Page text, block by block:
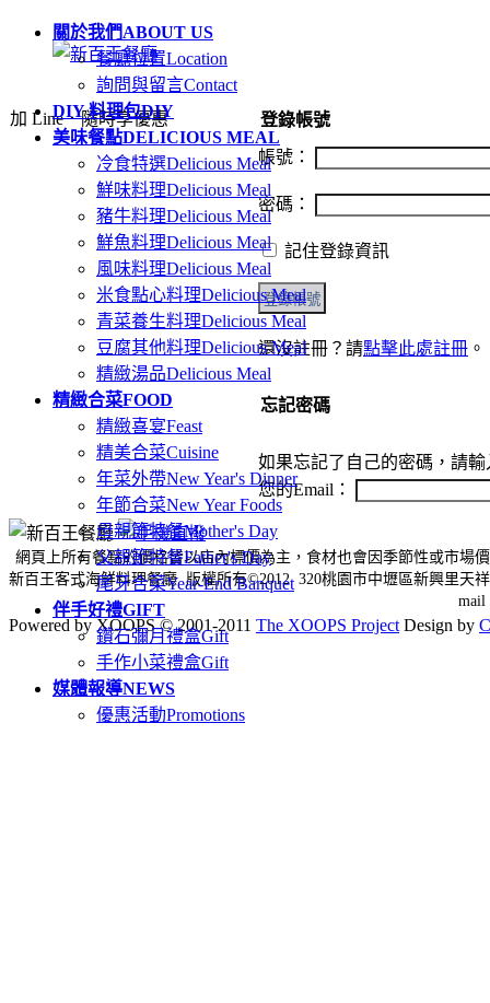
關於我們ABOUT US
餐廳位置Location
詢問與留言Contact
DIY 料理包DIY
美味餐點DELICIOUS MEAL
冷食特選Delicious Meal
鮮味料理Delicious Meal
豬牛料理Delicious Meal
鮮魚料理Delicious Meal
風味料理Delicious Meal
米食點心料理Delicious Meal
青菜養生料理Delicious Meal
豆腐其他料理Delicious Meal
精緻湯品Delicious Meal
精緻合菜FOOD
精緻喜宴Feast
精美合菜Cuisine
年菜外帶New Year's Dinner
年節合菜New Year Foods
母親節特餐Mother's Day
父親節特餐Father's Day
尾牙合菜Year-End Banquet
伴手好禮GIFT
鑽石彌月禮盒Gift
手作小菜禮盒Gift
媒體報導NEWS
優惠活動Promotions
加 Line．隨時享優惠
登錄帳號
帳號：
密碼：
記住登錄資訊
還沒註冊？請點擊此處註冊 。
忘記密碼
如果忘記了自己的密碼，請
您的Email：
網頁上所有餐點的價格皆以店內標價為主，食材也會因季節性或市場
新百王客式海鮮料理餐廳 版權所有©2012 320桃園市中壢區新興里
mail
Powered by XOOPS © 2001-2011 The XOOPS Project Design by